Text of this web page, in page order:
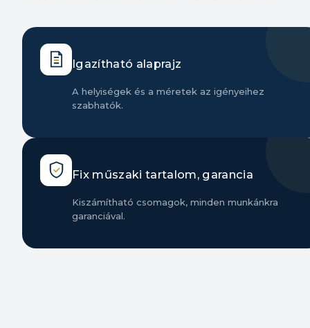
Igazítható alaprajz
A helyiségek és a méretek az igényeihez
szabhatók.
Fix műszaki tartalom, garancia
Kiszámítható csomagok, minden munkánkra
garanciával.